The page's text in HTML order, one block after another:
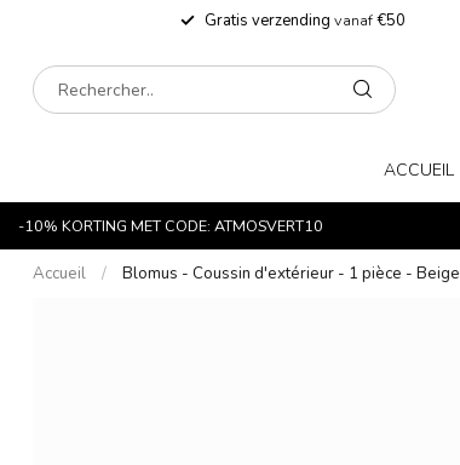
Gratis verzending vanaf€50
ACCUEIL
-10% KORTING MET CODE: ATMOSVERT10
Accueil / Blomus - Coussin d'extérieur - 1 pièce - Beige